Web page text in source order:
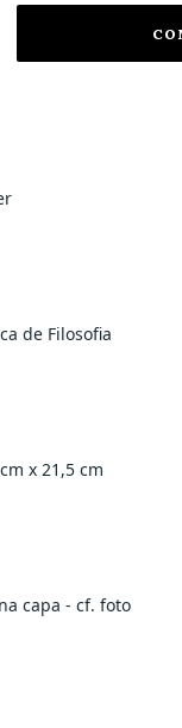
de Filosofia
x 21,5 cm
capa - cf. foto